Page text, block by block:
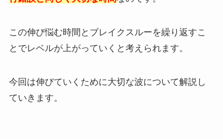
この伸び悩む時間とブレイクスルーを繰り返すこ
とでレベルが上がっていくと考えられます。
今回は伸びていくために大切な波について解説し
ていきます。